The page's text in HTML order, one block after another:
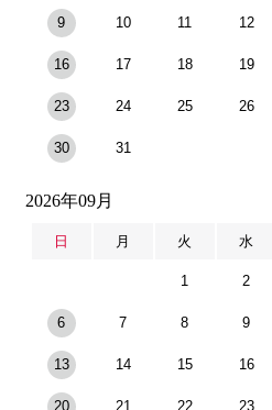
9 10 11 12
16 17 18 19
23 24 25 26
30 31
2026年09月
日 月 火 水
1 2
6 7 8 9
13 14 15 16
20 21 22 23